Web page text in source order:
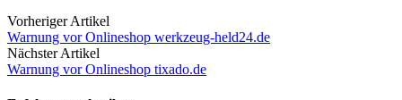
Vorheriger Artikel
Warnung vor Onlineshop werkzeug-held24.de
Nächster Artikel
Warnung vor Onlineshop tixado.de